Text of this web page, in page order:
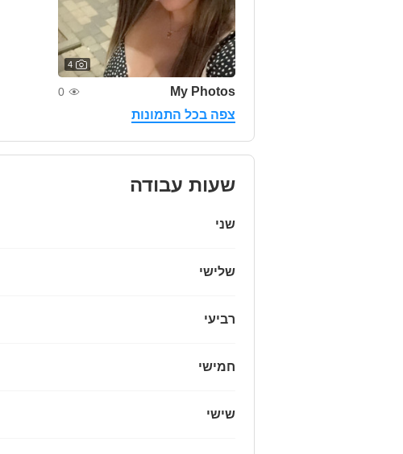
4
My Photos
0
צפה בכל התמונות
שעות עבודה
שני
שלישי
רביעי
חמישי
שישי